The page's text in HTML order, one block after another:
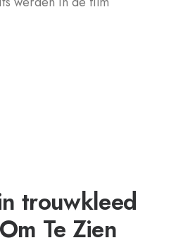
trouwkleed
Te Zien